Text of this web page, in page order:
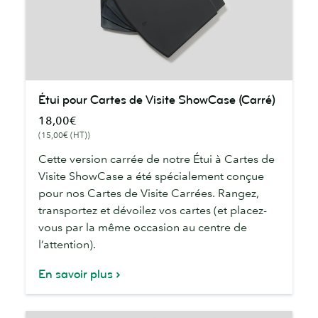
pour
Cartes
Visite
ShowCase
(Carré)
Étui pour Cartes de Visite ShowCase (Carré)
18,00€
(15,00€ (HT))
Cette version carrée de notre Étui à Cartes de
Visite ShowCase a été spécialement conçue
pour nos Cartes de Visite Carrées. Rangez,
transportez et dévoilez vos cartes (et placez-
vous par la même occasion au centre de
l’attention).
En savoir plus